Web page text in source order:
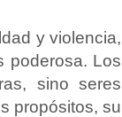
y violencia,
poderosa. Los
sino seres
propósitos, su